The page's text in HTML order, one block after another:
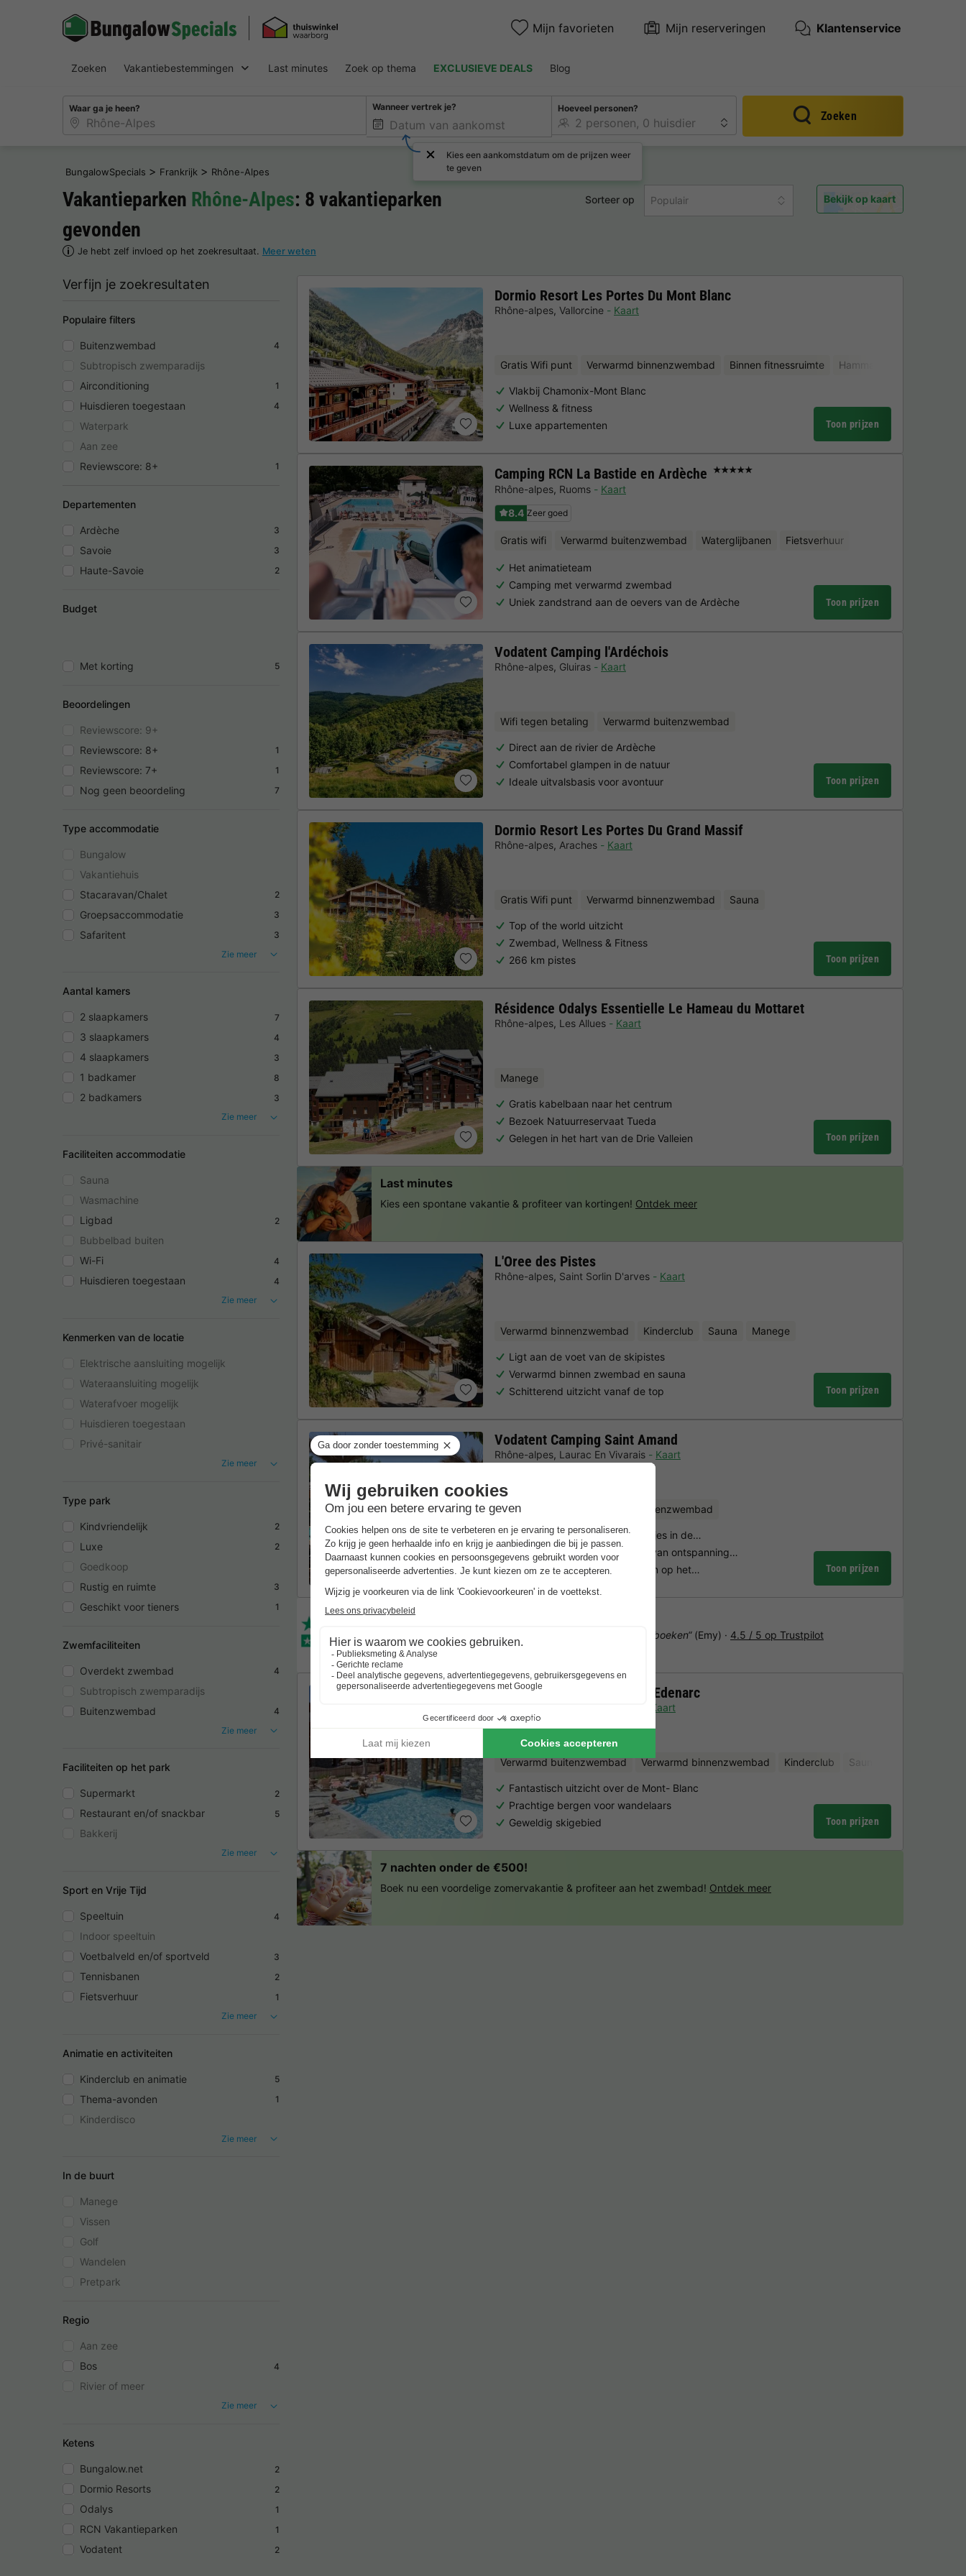
Mijn favorieten Mijn reserveringen Klantenservice
Zoeken Vakantiebestemmingen Last minutes Zoek op thema EXCLUSIEVE DEALS Blog
Waar ga je heen? Wanneer vertrek je?
Kies een aankomstdatum om de prijzen weer
te geven
Hoeveel personen?
Zoeken
BungalowSpecials > Frankrijk > Rhône-Alpes
Vakantieparken Rhône-Alpes: 8 vakantieparken
gevonden
Je hebt zelf invloed op het zoekresultaat. Meer weten
Sorteer op Populair Bekijk op kaart
Verfijn je zoekresultaten
Populaire filters
Buitenzwembad 4
Subtropisch zwemparadijs
Airconditioning
1
Huisdieren toegestaan 4
Waterpark
Aan zee
Reviewscore: 8+
1
Departementen
Ardèche 3
Savoie 3
Haute-Savoie 2
Budget
Met korting 5
Beoordelingen
Reviewscore: 9+
Reviewscore: 8+
1
Reviewscore: 7+ 1
Nog geen beoordeling 7
Type accommodatie
Bungalow
Vakantiehuis
Stacaravan/Chalet
2
Groepsaccommodatie 3
Safaritent
3
Zie meer
Aantal kamers
2 slaapkamers 7
3 slaapkamers 4
4 slaapkamers 3
1 badkamer 8
2 badkamers
3
Zie meer
Faciliteiten accommodatie
Sauna
Wasmachine
Ligbad
2
Bubbelbad buiten
Wi-Fi
4
Huisdieren toegestaan
4
Zie meer
Kenmerken van de locatie
Elektrische aansluiting mogelijk
Wateraansluiting mogelijk
Waterafvoer mogelijk
Huisdieren toegestaan
Privé-sanitair
Zie meer
Type park
Kindvriendelijk 2
Luxe 2
Goedkoop
Rustig en ruimte
3
Geschikt voor tieners 1
Zwemfaciliteiten
Overdekt zwembad 4
Subtropisch zwemparadijs
Buitenzwembad
4
Zie meer
Faciliteiten op het park
Supermarkt 2
Restaurant en/of snackbar 5
Bakkerij
Zie meer
Sport en Vrije Tijd
Speeltuin 4
Indoor speeltuin
Voetbalveld en/of sportveld
3
Tennisbanen 2
Fietsverhuur
1
Zie meer
Animatie en activiteiten
Kinderclub en animatie 5
Thema-avonden 1
Kinderdisco
Zie meer
In de buurt
Manege
Vissen
Golf
Wandelen
Pretpark
Regio
Aan zee
Bos
4
Rivier of meer
Zie meer
Ketens
Bungalow.net 2
Dormio Resorts 2
Odalys 1
RCN Vakantieparken 1
Vodatent 2
Dormio Resort Les Portes Du Mont Blanc
Rhône-alpes, Vallorcine Kaart
Gratis Wifi punt Verwarmd binnenzwembad Binnen fitnessruimte Hammam
Vlakbij Chamonix-Mont Blanc
Wellness & fitness
Luxe appartementen
Toon prijzen
Camping RCN La Bastide en Ardèche ★★★★★
Rhône-alpes, Ruoms
Kaart
8.4 Zeer goed
Gratis wifi Verwarmd buitenzwembad Waterglijbanen Fietsverhuur
Het animatieteam
Camping met verwarmd zwembad
Uniek zandstrand aan de oevers van de Ardèche
Toon prijzen
Vodatent Camping l'Ardéchois
Rhône-alpes, Gluiras Kaart
Wifi tegen betaling Verwarmd buitenzwembad
Direct aan de rivier de Ardèche
Comfortabel glampen in de natuur
Ideale uitvalsbasis voor avontuur
Toon prijzen
Dormio Resort Les Portes Du Grand Massif
Rhône-alpes, Araches Kaart
Gratis Wifi punt Verwarmd binnenzwembad Sauna
Top of the world uitzicht
Zwembad, Wellness & Fitness
266 km pistes
Toon prijzen
Résidence Odalys Essentielle Le Hameau du Mottaret
Rhône-alpes, Les Allues Kaart
Manege
Gratis kabelbaan naar het centrum
Bezoek Natuurreservaat Tueda
Gelegen in het hart van de Drie Valleien
Toon prijzen
L'Oree des Pistes
Rhône-alpes, Saint Sorlin D'arves Kaart
Verwarmd binnenzwembad Kinderclub Sauna Manege
Ligt aan de voet van de skipistes
Verwarmd binnen zwembad en sauna
Schitterend uitzicht vanaf de top
Toon prijzen
Vodatent Camping Saint Amand
Rhône-alpes, Laurac En Vivarais Kaart
Gratis Wifi punt Verwarmd buitenzwembad
Ideale uitvalsbasis voor uitstapjes in de…
Gezinsvriendelijke combinatie van ontspanning…
Uitstekende recreatiefaciliteiten op het…
Toon prijzen
Residence Odalys Prestige Edenarc
Kaart
Verwarmd buitenzwembad Verwarmd binnenzwembad Kinderclub Sauna
Fantastisch uitzicht over de Mont- Blanc
Prachtige bergen voor wandelaars
Geweldig skigebied
Toon prijzen
Last minutes
Kies een spontane vakantie & profiteer van kortingen! Ontdek meer
Trustpilot beoordelingen
Al 10.064+ reizigers gingen je voor! — „Al vakantie bij het boeken“(Emy) · 4.5 / 5 op Trustpilot
7 nachten onder de €500!
Boek nu een voordelige zomervakantie & profiteer aan het zwembad! Ontdek meer